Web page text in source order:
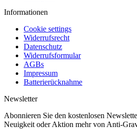
Informationen
Cookie settings
Widerrufsrecht
Datenschutz
Widerrufsformular
AGBs
Impressum
Batterierücknahme
Newsletter
Abonnieren Sie den kostenlosen
Neuigkeit oder Aktion mehr von Anti-